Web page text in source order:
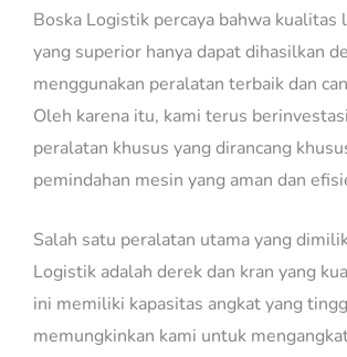
Boska Logistik percaya bahwa kualitas
yang superior hanya dapat dihasilkan
menggunakan peralatan terbaik dan
Oleh karena itu, kami terus
peralatan khusus yang dirancang
pemindahan mesin yang aman dan
Salah satu peralatan utama yang
Logistik adalah derek dan kran yang
ini memiliki kapasitas angkat yang
memungkinkan kami untuk